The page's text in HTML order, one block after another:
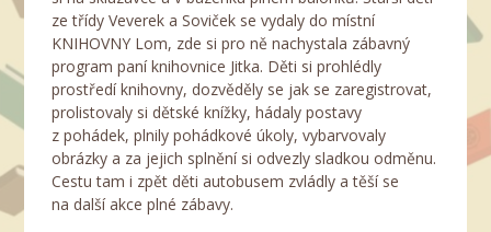
ze třídy Veverek a Soviček se vydaly do místní
KNIHOVNY Lom, zde si pro ně nachystala zábavný
program paní knihovnice Jitka. Děti si prohlédly
prostředí knihovny, dozvěděly se jak se zaregistrovat,
prolistovaly si dětské knížky, hádaly postavy
z pohádek, plnily pohádkové úkoly, vybarvovaly
obrázky a za jejich splnění si odvezly sladkou odměnu.
Cestu tam i zpět děti autobusem zvládly a těší se
na další akce plné zábavy.